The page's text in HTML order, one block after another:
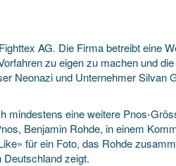
AG. Die Firma betreibt eine
zu eigen zu machen und
Neonazi und Unternehmer Silvan
mindestens eine weitere Pnos-
Benjamin Rohde, in einem
für ein Foto, das Rohde
zeigt.